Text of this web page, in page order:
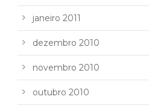
janeiro 2011
dezembro 2010
novembro 2010
outubro 2010